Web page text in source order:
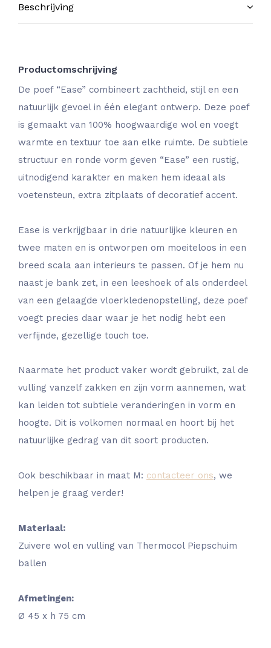
Beschrijving
Productomschrijving
De poef “Ease” combineert zachtheid, stijl en een
natuurlijk gevoel in één elegant ontwerp. Deze poef
is gemaakt van 100% hoogwaardige wol en voegt
warmte en textuur toe aan elke ruimte. De subtiele
structuur en ronde vorm geven “Ease” een rustig,
uitnodigend karakter en maken hem ideaal als
voetensteun, extra zitplaats of decoratief accent.
Ease is verkrijgbaar in drie natuurlijke kleuren en
twee maten en is ontworpen om moeiteloos in een
breed scala aan interieurs te passen. Of je hem nu
naast je bank zet, in een leeshoek of als onderdeel
van een gelaagde vloerkledenopstelling, deze poef
voegt precies daar waar je het nodig hebt een
verfijnde, gezellige touch toe.
Naarmate het product vaker wordt gebruikt, zal de
vulling vanzelf zakken en zijn vorm aannemen, wat
kan leiden tot subtiele veranderingen in vorm en
hoogte. Dit is volkomen normaal en hoort bij het
natuurlijke gedrag van dit soort producten.
Ook beschikbaar in maat M: contacteer ons, we
helpen je graag verder!
Materiaal:
Zuivere wol en vulling van Thermocol Piepschuim
ballen
Afmetingen:
Ø 45 x h 75 cm